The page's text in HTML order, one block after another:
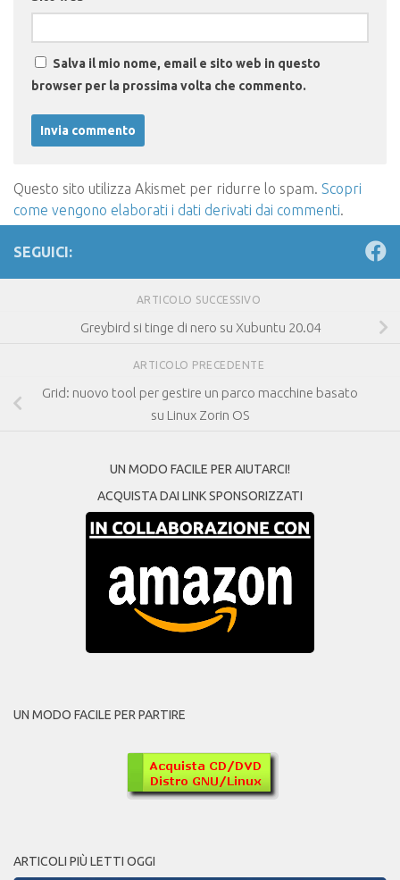
Salva il mio nome, email e sito web in questo
browser per la prossima volta che commento.
Questo sito utilizza Akismet per ridurre lo spam. Scopri
come vengono elaborati i dati derivati dai commenti.
SEGUICI:
ARTICOLO SUCCESSIVO
Greybird si tinge di nero su Xubuntu 20.04
ARTICOLO PRECEDENTE
Grid: nuovo tool per gestire un parco macchine basato
su Linux Zorin OS
UN MODO FACILE PER AIUTARCI!
ACQUISTA DAI LINK SPONSORIZZATI
UN MODO FACILE PER PARTIRE
ARTICOLI PIÙ LETTI OGGI